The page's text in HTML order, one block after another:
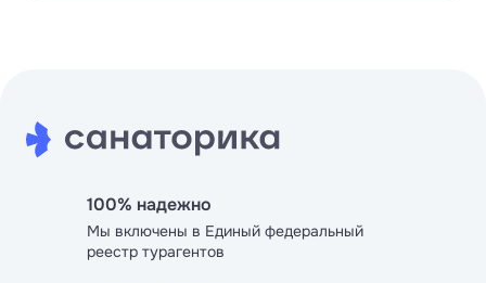
100% надежно
Мы включены в Единый федеральный
реестр турагентов